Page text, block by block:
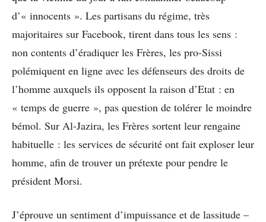
d’« innocents ». Les partisans du régime, très
majoritaires sur Facebook, tirent dans tous les sens :
non contents d’éradiquer les Frères, les pro-Sissi
polémiquent en ligne avec les défenseurs des droits de
l’homme auxquels ils opposent la raison d’Etat : en
« temps de guerre », pas question de tolérer le moindre
bémol. Sur Al-Jazira, les Frères sortent leur rengaine
habituelle : les services de sécurité ont fait exploser leur
homme, afin de trouver un prétexte pour pendre le
président Morsi.
J’éprouve un sentiment d’impuissance et de lassitude –